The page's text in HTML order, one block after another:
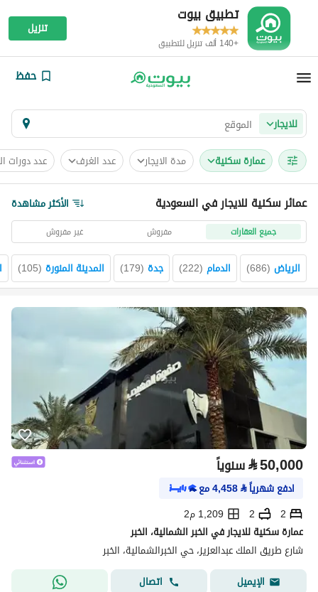
تطبيق بيوت
+140 ألف تنزيل للتطبيق
تنزيل
حفظ
للايجار
عمارة سكنية
مدة الايجار عدد الغرف عدد دورات
عمائر سكنية للايجار في السعودية الأكثر مشاهدة
جميع العقارات مفروش غير مفروش
الرياض (
686
) الدمام (
222
) جدة (
179
) المدينة المنورة (
105
)
⃁50,000 سنوياً
ادفع شهرياً⃁
4,458مع
2
2
1,209 م2
عمارة سكنية للايجار في الخبر الشمالية، الخبر
شارع طريق الملك عبدالعزيز، حي الخبرالشمالية، الخبر
الإيميل
اتصال